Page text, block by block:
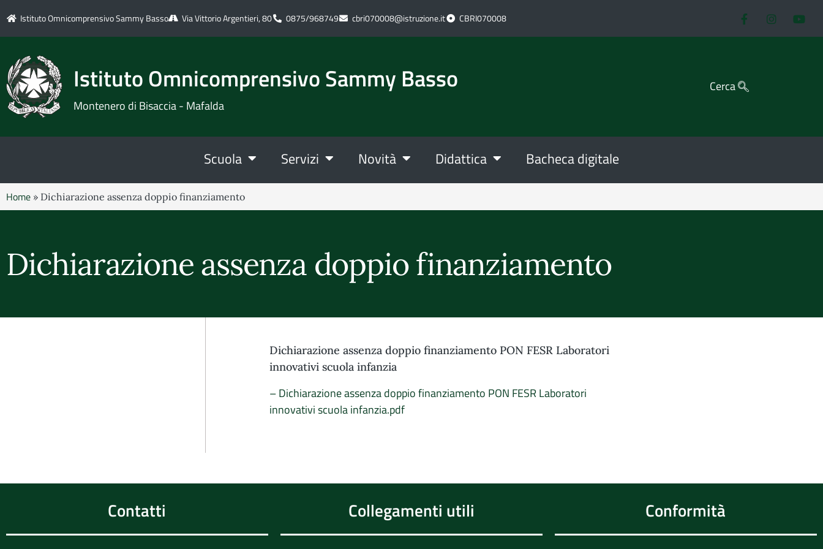
Istituto Omnicomprensivo Sammy Basso Via Vittorio Argentieri, 80 0875/968749 cbri070008@istruzione.it CBRI070008
Istituto Omnicomprensivo Sammy Basso
Montenero di Bisaccia - Mafalda
Cerca
Scuola Servizi Novità Didattica Bacheca digitale
Home » Dichiarazione assenza doppio finanziamento
Dichiarazione assenza doppio finanziamento
Dichiarazione assenza doppio finanziamento PON FESR Laboratori
innovativi scuola infanzia
– Dichiarazione assenza doppio finanziamento PON FESR Laboratori
innovativi scuola infanzia.pdf
Contatti Collegamenti utili Conformità